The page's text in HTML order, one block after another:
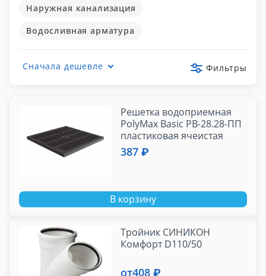
Наружная канализация
Водосливная арматура
Сначала дешевле Фильтры
Решетка водоприемная
PolyMax Basic РВ-28.28-ПП
пластиковая ячеистая
черная
387 ₽
В корзину
Тройник СИНИКОН
Комфорт D110/50
от408 ₽